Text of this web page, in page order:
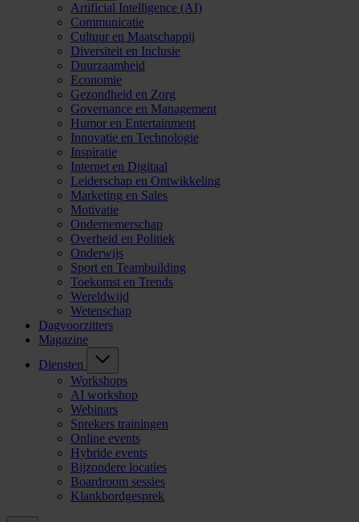
Artificial Intelligence (AI)
Communicatie
Cultuur en Maatschappij
Diversiteit en Inclusie
Duurzaamheid
Economie
Gezondheid en Zorg
Governance en Management
Humor en Entertainment
Innovatie en Technologie
Inspiratie
Internet en Digitaal
Leiderschap en Ontwikkeling
Marketing en Sales
Motivatie
Ondernemerschap
Overheid en Politiek
Onderwijs
Sport en Teambuilding
Toekomst en Trends
Wereldwijd
Wetenschap
Dagvoorzitters
Magazine
Diensten
Workshops
AI workshop
Webinars
Sprekers trainingen
Online events
Hybride events
Bijzondere locaties
Boardroom sessies
Klankbordgesprek